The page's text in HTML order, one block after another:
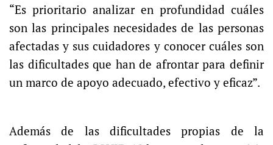
“Es prioritario analizar en profundidad cuáles
son las principales necesidades de las personas
afectadas y sus cuidadores y conocer cuáles son
las dificultades que han de afrontar para definir
un marco de apoyo adecuado, efectivo y eficaz”.
Además de las dificultades propias de la